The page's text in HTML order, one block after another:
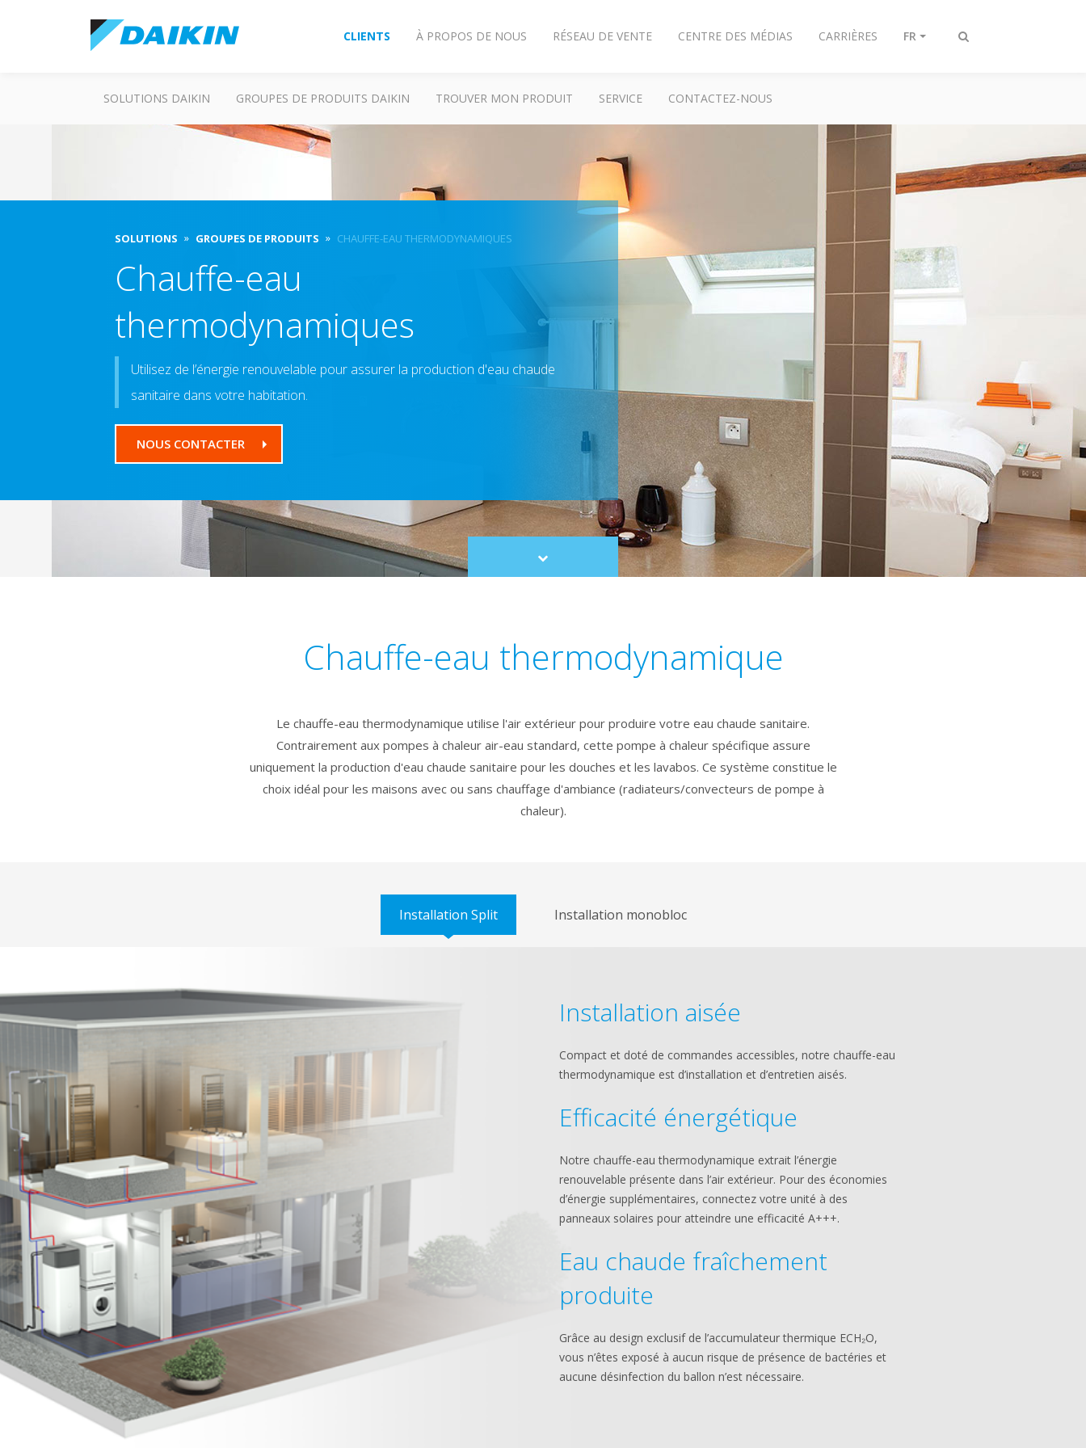
Afficher/masquer
CLIENTS À PROPOS DE NOUS RÉSEAU DE VENTE CENTRE DES MÉDIAS CARRIÈRES FR
SOLUTIONS DAIKIN GROUPES DE PRODUITS DAIKIN TROUVER MON PRODUIT SERVICE CONTACTEZ-NOUS
SOLUTIONS GROUPES DE PRODUITS CHAUFFE-EAU THERMODYNAMIQUES
Chauffe-eau
thermodynamiques
Utilisez de l’énergie renouvelable pour assurer la production d'eau chaude
sanitaire dans votre habitation.
NOUS CONTACTER
Scroll
to
Chauffe-eau thermodynamique
Le chauffe-eau thermodynamique utilise l'air extérieur pour produire votre eau chaude sanitaire.
Contrairement aux pompes à chaleur air-eau standard, cette pompe à chaleur spécifique assure
uniquement la production d'eau chaude sanitaire pour les douches et les lavabos. Ce système constitue le
choix idéal pour les maisons avec ou sans chauffage d'ambiance (radiateurs/convecteurs de pompe à
chaleur).
Installation Split Installation monobloc
Installation aisée
Compact et doté de commandes accessibles, notre chauffe-eau
thermodynamique est d’installation et d’entretien aisés.
Efficacité énergétique
Notre chauffe-eau thermodynamique extrait l’énergie
renouvelable présente dans l’air extérieur. Pour des économies
d’énergie supplémentaires, connectez votre unité à des
panneaux solaires pour atteindre une efficacité A+++.
Eau chaude fraîchement
produite
Grâce au design exclusif de l’accumulateur thermique ECH₂O,
vous n’êtes exposé à aucun risque de présence de bactéries et
aucune désinfection du ballon n’est nécessaire.